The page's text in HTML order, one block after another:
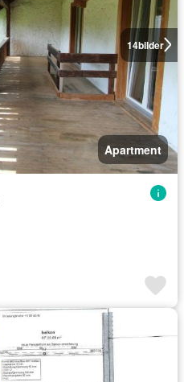
14bilder
Apartment